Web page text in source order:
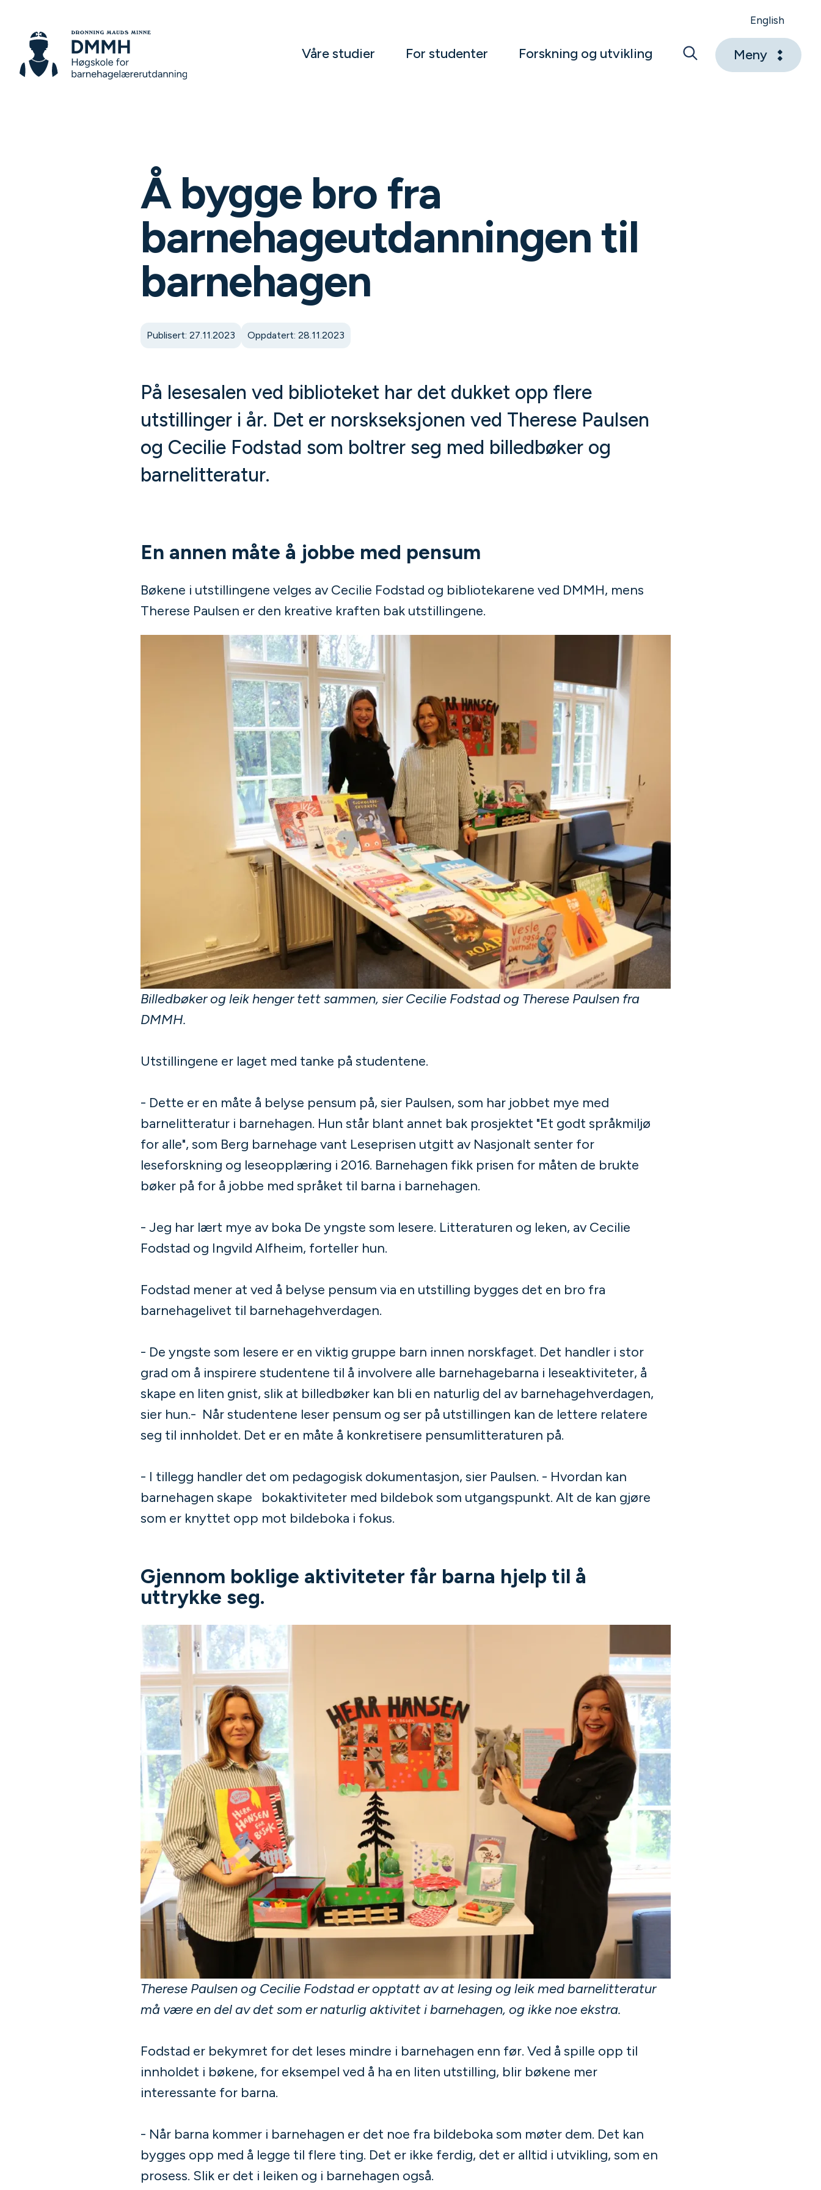
English
Våre studier For studenter Forskning og utvikling Meny
Å bygge bro fra
barnehageutdanningen til
barnehagen
Publisert: 27.11.2023 Oppdatert: 28.11.2023
På lesesalen ved biblioteket har det dukket opp flere
utstillinger i år. Det er norskseksjonen ved Therese Paulsen
og Cecilie Fodstad som boltrer seg med billedbøker og
barnelitteratur.
En annen måte å jobbe med pensum
Bøkene i utstillingene velges av Cecilie Fodstad og bibliotekarene ved DMMH, mens
Therese Paulsen er den kreative kraften bak utstillingene.
Billedbøker og leik henger tett sammen, sierCecilie Fodstadog Therese Paulsen fra
DMMH.
Utstillingene er laget med tanke på studentene.
- Dette er en måte å belyse pensum på, sier Paulsen, som har jobbet mye med
barnelitteratur i barnehagen. Hun står blant annet bak prosjektet "Et godt språkmiljø
for alle", som Berg barnehage vant Leseprisen utgitt av Nasjonalt senter for
leseforskning og leseopplæring i 2016. Barnehagen fikk prisen for måten de brukte
bøker på for å jobbe med språket til barna i barnehagen.
- Jeg har lært mye av boka De yngste som lesere. Litteraturen og leken, av Cecilie
Fodstad og Ingvild Alfheim, forteller hun.
Fodstad mener at ved å belyse pensum via en utstilling bygges det en bro fra
barnehagelivet til barnehagehverdagen.
- De yngste som lesere er en viktig gruppe barn innen norskfaget. Det handler i stor
grad om å inspirere studentene til å involvere alle barnehagebarna i leseaktiviteter, å
skape en liten gnist, slik at billedbøker kan bli en naturlig del av barnehagehverdagen,
sier hun.- Når studentene leser pensum og ser på utstillingen kan de lettere relatere
seg til innholdet. Det er en måte å konkretisere pensumlitteraturen på.
- I tillegg handler det om pedagogisk dokumentasjon, sier Paulsen. - Hvordan kan
barnehagen skape bokaktiviteter med bildebok som utgangspunkt. Alt de kan gjøre
som er knyttet opp mot bildeboka i fokus.
Gjennom boklige aktiviteter får barna hjelp til å
uttrykke seg.
Therese Paulsen og Cecilie Fodstad er opptatt av at lesing og leik med barnelitteratur
må være en del av det som er naturlig aktivitet i barnehagen, og ikke noe ekstra.
Fodstad er bekymret for det leses mindre i barnehagen enn før. Ved å spille opp til
innholdet i bøkene, for eksempel ved å ha en liten utstilling, blir bøkene mer
interessante for barna.
- Når barna kommer i barnehagen er det noe fra bildeboka som møter dem. Det kan
bygges opp med å legge til flere ting. Det er ikke ferdig, det er alltid i utvikling, som en
prosess. Slik er det i leiken og i barnehagen også.